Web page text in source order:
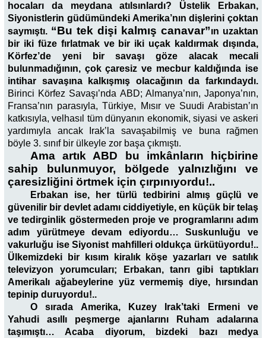
hocaları da meydana atılsınlardı? Üstelik Erbakan,
Siyonistlerin güdümündeki Amerika’nın dişlerini çoktan
saymıştı. “Bu tek dişi kalmış canavar”ın uzaktan
bir iki füze fır­latmak ve bir iki uçak kaldırmak dışında,
Körfez’de yeni bir savaşı göze alacak mecali
bulunmadığının, çok çaresiz ve mecbur kaldığında ise
inti­har savaşına kalkışmış olacağının da farkındaydı.
Birinci Körfez Savaşı’nda ABD; Almanya’nın, Japonya’nın,
Fransa’nın parasıyla, Türkiye, Mısır ve Suudi Arabistan’ın
katkısıyla, velhasıl tüm dünyanın ekonomik, siyasi ve askeri
yardımıyla ancak Irak’la savaşabilmiş ve buna rağmen
böyle 3. sınıf bir ülkeyle zor başa çıkmıştı.
Ama artık ABD bu imkânların hiçbirine
sahip bulunmuyor, bölgede yalnızlığını ve
çaresizliğini örtmek için çırpınıyordu!..
Erbakan ise, her türlü tedbirini almış güçlü ve
güvenilir bir devlet adamı ciddiyetiyle, en küçük bir telaş
ve tedirginlik göstermeden proje ve programlarını adım
adım yürütmeye devam ediyordu… Suskunluğu ve
vakurluğu ise Siyonist mahfilleri oldukça ürkütüyordu!..
Ülkemizdeki bir kısım kiralık köşe yazarları ve satılık
televizyon yorumcuları; Erbakan, tanrı gibi taptıkları
Amerikalı ağabeylerine yüz vermemiş diye, hırsından
tepinip duruyordu!..
O sırada Amerika, Kuzey Irak’taki Ermeni ve
Yahudi asıllı peşmerge ajanlarını Ruham adalarına
taşımıştı… Acaba diyorum, bizdeki bazı medya